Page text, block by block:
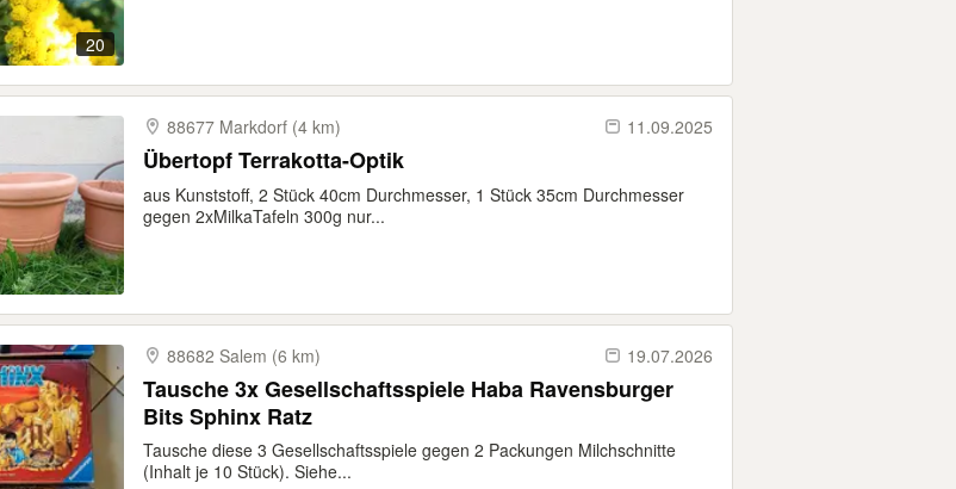
20
88677 Markdorf (4 km) 11.09.2025
Übertopf Terrakotta-Optik
aus Kunststoff, 2 Stück 40cm Durchmesser, 1 Stück 35cm Durchmesser
gegen 2xMilkaTafeln 300g nur...
88682 Salem (6 km) 19.07.2026
Tausche 3x Gesellschaftsspiele Haba Ravensburger
Bits Sphinx Ratz
Tausche diese 3 Gesellschaftsspiele gegen 2 Packungen Milchschnitte
(Inhalt je 10 Stück). Siehe...